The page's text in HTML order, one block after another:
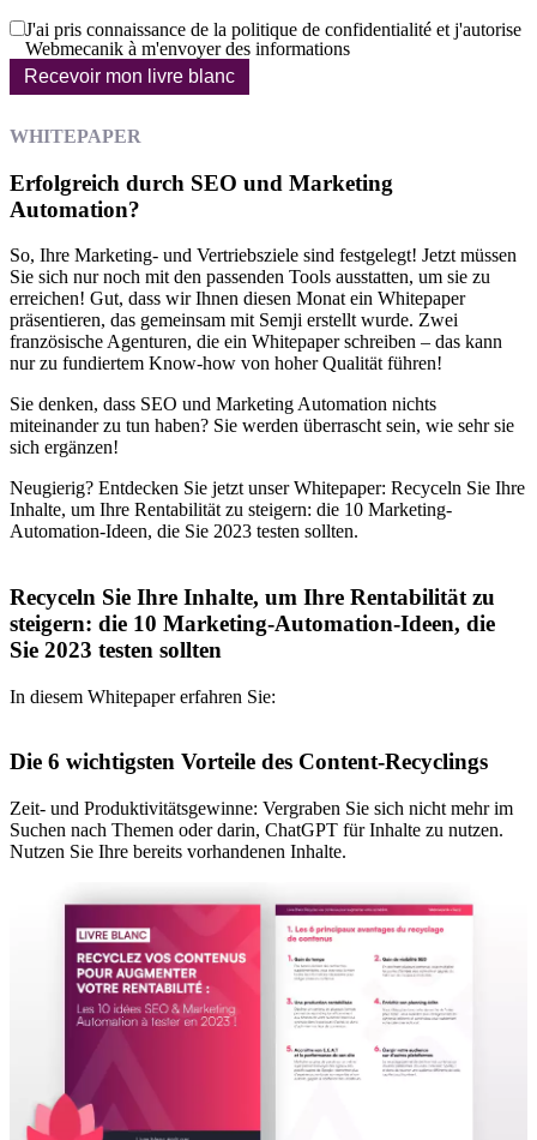
J'ai pris connaissance de la politique de confidentialité et j'autorise
Webmecanik à m'envoyer des informations
Recevoir mon livre blanc
WHITEPAPER
Erfolgreich durch SEO und Marketing
Automation?
So, Ihre Marketing- und Vertriebsziele sind festgelegt! Jetzt müssen
Sie sich nur noch mit den passenden Tools ausstatten, um sie zu
erreichen! Gut, dass wir Ihnen diesen Monat ein Whitepaper
präsentieren, das gemeinsam mit Semji erstellt wurde. Zwei
französische Agenturen, die ein Whitepaper schreiben – das kann
nur zu fundiertem Know-how von hoher Qualität führen!
Sie denken, dass SEO und Marketing Automation nichts
miteinander zu tun haben? Sie werden überrascht sein, wie sehr sie
sich ergänzen!
Neugierig? Entdecken Sie jetzt unser Whitepaper: Recyceln Sie Ihre
Inhalte, um Ihre Rentabilität zu steigern: die 10 Marketing-
Automation-Ideen, die Sie 2023 testen sollten.
Recyceln Sie Ihre Inhalte, um Ihre Rentabilität zu
steigern: die 10 Marketing-Automation-Ideen, die
Sie 2023 testen sollten
In diesem Whitepaper erfahren Sie:
Die 6 wichtigsten Vorteile des Content-Recyclings
Zeit- und Produktivitätsgewinne: Vergraben Sie sich nicht mehr im
Suchen nach Themen oder darin, ChatGPT für Inhalte zu nutzen.
Nutzen Sie Ihre bereits vorhandenen Inhalte.